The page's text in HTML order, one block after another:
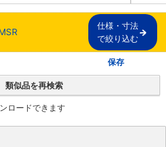
仕様・寸法
で絞り込む
保存
類似品を再検索
ロードできます